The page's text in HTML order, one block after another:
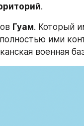
.
Гуам. Который
ими
военная